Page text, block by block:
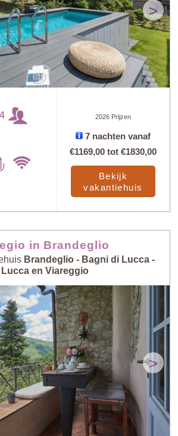
>
4 2026 Prijzen
7 nachten vanaf
€1169,00 tot€1830,00
Bekijk
vakantiehuis
in Brandeglio
Brandeglio - Bagni di Lucca -
Lucca en Viareggio
>